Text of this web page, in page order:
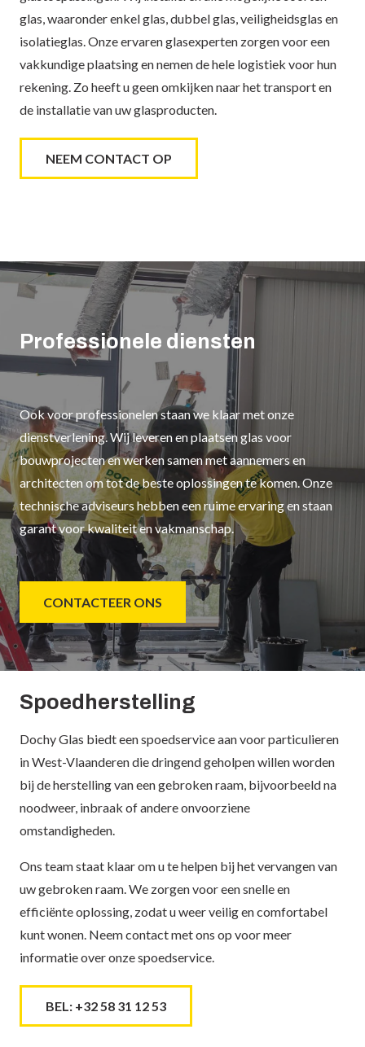
glas, waaronder enkel glas, dubbel glas, veiligheidsglas en
isolatieglas. Onze ervaren glasexperten zorgen voor een
vakkundige plaatsing en nemen de hele logistiek voor hun
rekening. Zo heeft u geen omkijken naar het transport en
de installatie van uw glasproducten.
NEEM CONTACT OP
Professionele diensten
Ook voor professionelen staan we klaar met onze
dienstverlening. Wij leveren en plaatsen glas voor
bouwprojecten en werken samen met aannemers en
architecten om tot de beste oplossingen te komen. Onze
technische adviseurs hebben een ruime ervaring en staan
garant voor kwaliteit en vakmanschap.
CONTACTEER ONS
Spoedherstelling
Dochy Glas biedt een spoedservice aan voor particulieren
in West-Vlaanderen die dringend geholpen willen worden
bij de herstelling van een gebroken raam, bijvoorbeeld na
noodweer, inbraak of andere onvoorziene
omstandigheden.
Ons team staat klaar om u te helpen bij het vervangen van
uw gebroken raam. We zorgen voor een snelle en
efficiënte oplossing, zodat u weer veilig en comfortabel
kunt wonen. Neem contact met ons op voor meer
informatie over onze spoedservice.
BEL: +32 58 31 12 53